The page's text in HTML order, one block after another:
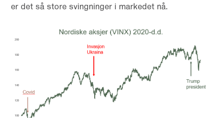
er det så store svingninger i markedet nå.